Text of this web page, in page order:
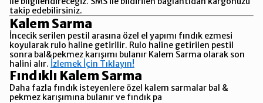
takip edebilirsiniz.
Kalem Sarma
İncecik serilen pestil arasına özel el yapımı fındık ezmesi
koyularak rulo haline getirilir. Rulo haline getirilen pestil
sonra bal&pekmez karışımı bulanır Kalem Sarma olarak son
halini alır. İzlemek İçin Tıklayın!
Fındıklı Kalem Sarma
Daha fazla fındık isteyenlere özel kalem sarmalar bal &
pekmez karışımına bulanır ve fındık pa